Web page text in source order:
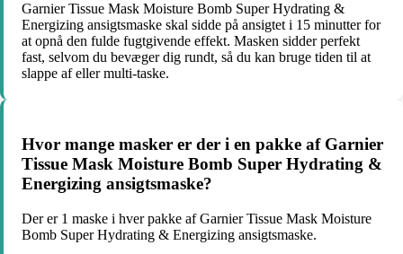
Garnier Tissue Mask Moisture Bomb Super Hydrating &
Energizing ansigtsmaske skal sidde på ansigtet i 15 minutter for
at opnå den fulde fugtgivende effekt. Masken sidder perfekt
fast, selvom du bevæger dig rundt, så du kan bruge tiden til at
slappe af eller multi-taske.
Hvor mange masker er der i en pakke af Garnier
Tissue Mask Moisture Bomb Super Hydrating &
Energizing ansigtsmaske?
Der er 1 maske i hver pakke af Garnier Tissue Mask Moisture
Bomb Super Hydrating & Energizing ansigtsmaske.